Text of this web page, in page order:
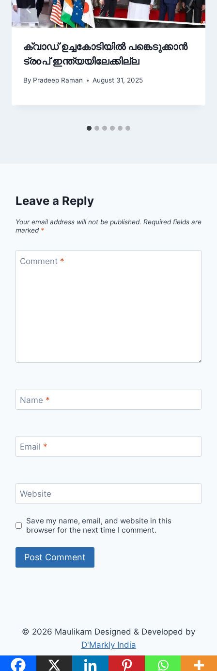
ക്വാഡ് ഉച്ചകോടിയിൽ പങ്കെടുക്കാൻ
ട്രoപ് ഇന്ത്യയിലേക്കില്ല
By Pradeep Raman August 31, 2025
Leave a Reply
Your email address will not be published. Required fields are
marked *
Comment *
Name *
Email *
Website
Save my name, email, and website in this
browser for the next time I comment.
© 2026 Maulikam Designed & Developed by
D'Markly India